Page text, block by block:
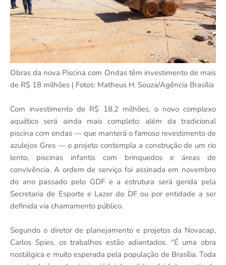
Obras da nova Piscina com Ondas têm investimento de mais
de R$ 18 milhões | Fotos: Matheus H. Souza/Agência Brasília
Com investimento de R$ 18,2 milhões, o novo complexo
aquático será ainda mais completo: além da tradicional
piscina com ondas — que manterá o famoso revestimento de
azulejos Gres — o projeto contempla a construção de um rio
lento, piscinas infantis com brinquedos e áreas de
convivência. A ordem de serviço foi assinada em novembro
do ano passado pelo GDF e a estrutura será gerida pela
Secretaria de Esporte e Lazer do DF ou por entidade a ser
definida via chamamento público.
Segundo o diretor de planejamento e projetos da Novacap,
Carlos Spies, os trabalhos estão adiantados. “É uma obra
nostálgica e muito esperada pela população de Brasília. Toda